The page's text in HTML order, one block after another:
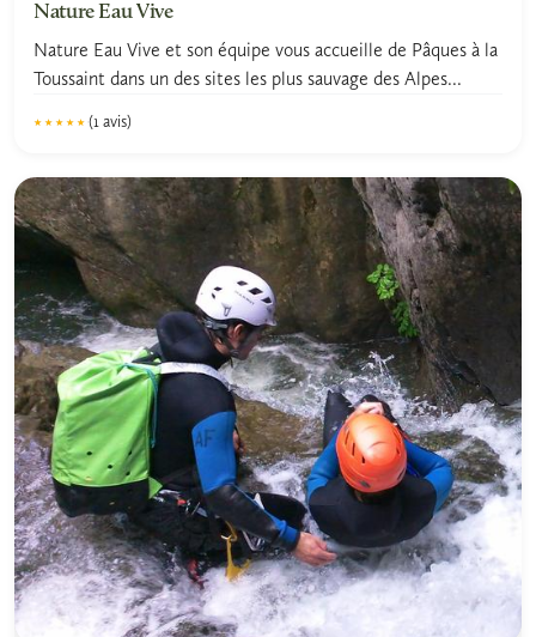
Nature Eau Vive
Nature Eau Vive et son équipe vous accueille de Pâques à la
Toussaint dans un des sites les plus sauvage des Alpes...
★★★★★
★★★★★ (1 avis)